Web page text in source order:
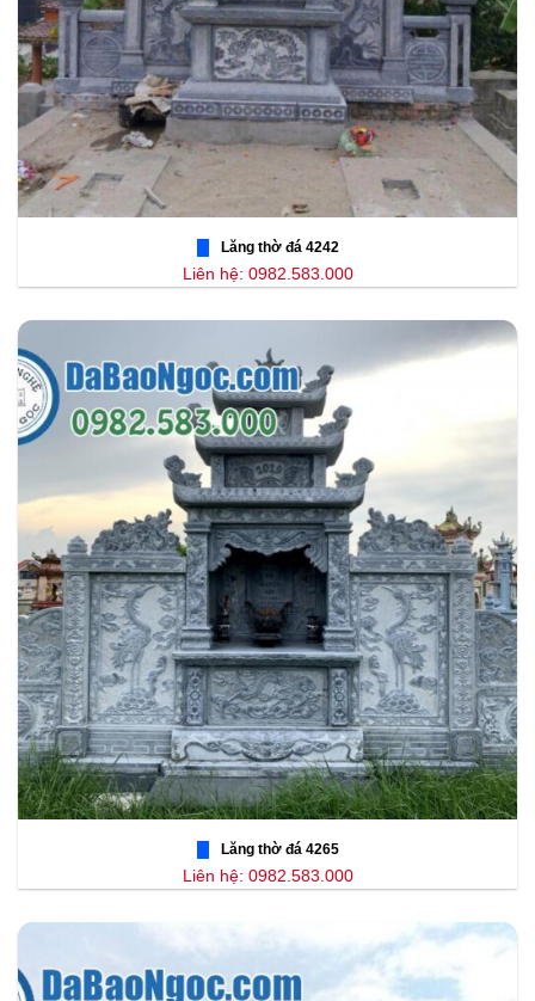
Lăng thờ đá 4242
Liên hệ: 0982.583.000
Lăng thờ đá 4265
Liên hệ: 0982.583.000